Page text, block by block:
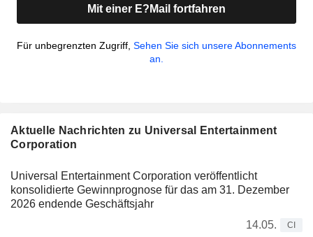
Mit einer E?Mail fortfahren
Für unbegrenzten Zugriff, Sehen Sie sich unsere Abonnements
an.
Aktuelle Nachrichten zu Universal Entertainment
Corporation
Universal Entertainment Corporation veröffentlicht
konsolidierte Gewinnprognose für das am 31. Dezember
2026 endende Geschäftsjahr
14.05.
CI